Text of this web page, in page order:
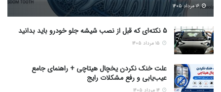
۱۶ مرداد ۱۴۰۵
5 نکته‌ای که قبل از نصب شیشه جلو خودرو باید بدانید
علت خنک نکردن یخچال هیتاچی + راهنمای جامع
عیب‌یابی و رفع مشکلات رایج